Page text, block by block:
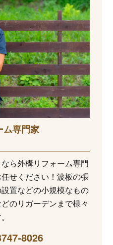
ム専門家
ら外構リフォーム専門
せください！波板の張
置などの小規模なもの
のリガーデンまで様々
8026